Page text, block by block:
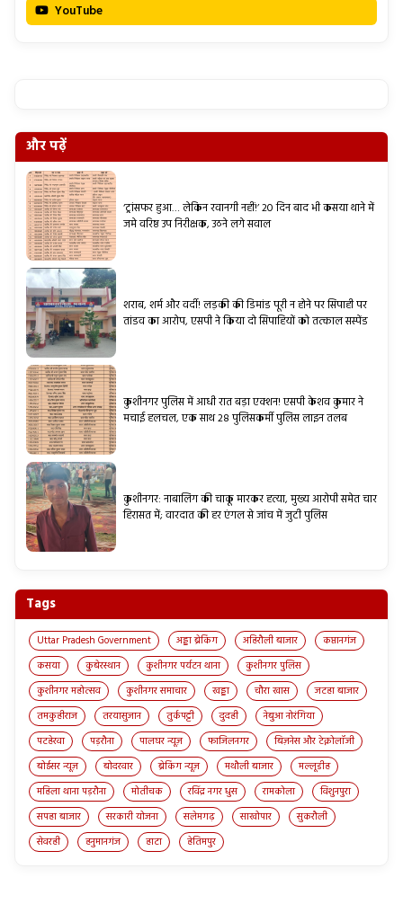
YouTube
और पढ़ें
‘ट्रांसफर हुआ… लेकिन रवानगी नहीं!’ 20 दिन बाद भी कसया थाने में
जमे वरिष्ठ उप निरीक्षक, उठने लगे सवाल
शराब, शर्म और वर्दी! लड़की की डिमांड पूरी न होने पर सिपाही पर
तांडव का आरोप, एसपी ने किया दो सिपाहियों को तत्काल सस्पेंड
कुशीनगर पुलिस में आधी रात बड़ा एक्शन! एसपी केशव कुमार ने
मचाई हलचल, एक साथ 28 पुलिसकर्मी पुलिस लाइन तलब
कुशीनगर: नाबालिग की चाकू मारकर हत्या, मुख्य आरोपी समेत चार
हिरासत में; वारदात की हर एंगल से जांच में जुटी पुलिस
Tags
Uttar Pradesh Government अड्डा ब्रेकिंग अहिरौली बाजार
कप्तानगंज
कसया
कुबेरस्थान कुशीनगर पर्यटन थाना
कुशीनगर पुलिस
कुशीनगर महोत्सव
कुशीनगर समाचार खड्डा चौरा खास
जटहा बाजार
तमकुहीराज
तरयासुजान तुर्कपट्टी दुदही
नेबुआ नोरंगिया
पटहेरवा
पड़रौना पालघर न्यूज़ फाजिलनगर
बिज़नेस और टेक्नोलॉजी
बोईसर न्यूज़
बोदरवार ब्रेकिंग न्यूज़ मथौली बाजार
मल्लूडीह
महिला थाना पड़रौना
मोतीचक रविंद्र नगर धुस रामकोला
विशुनपुरा
सपहा बाजार
सरकारी योजना सलेमगढ़ साखोपार
सुकरौली
सेवरही
हनुमानगंज हाटा हेतिमपुर